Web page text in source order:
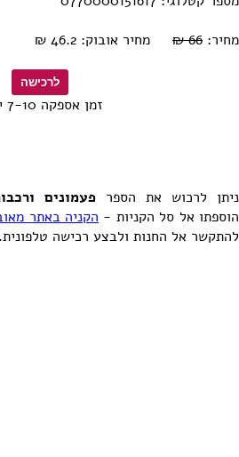
מחיר: 66 ₪ מחיר אובוק: 46.2 ₪
זמן אספקה 7-10 ימים
ניתן לרכוש את הספר פעמונים
הוספתו אל סל הקניות - הקניה באתר
להתקשר אל החנות ולבצע רכישה טלפונית.